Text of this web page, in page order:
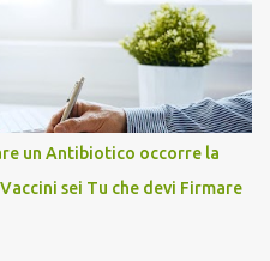
un Antibiotico occorre la
sei Tu che devi Firmare